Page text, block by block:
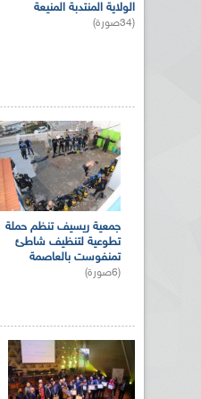
الولاية المنتدبة المنيعة
(34صورة)
جمعية ريسيف تنظم حملة
تطوعية لتنظيف شاطئ
تمنفوست بالعاصمة
(6صورة)